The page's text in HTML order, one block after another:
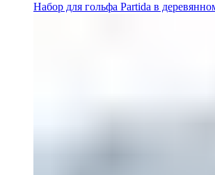
Набор для гольфа Partida в